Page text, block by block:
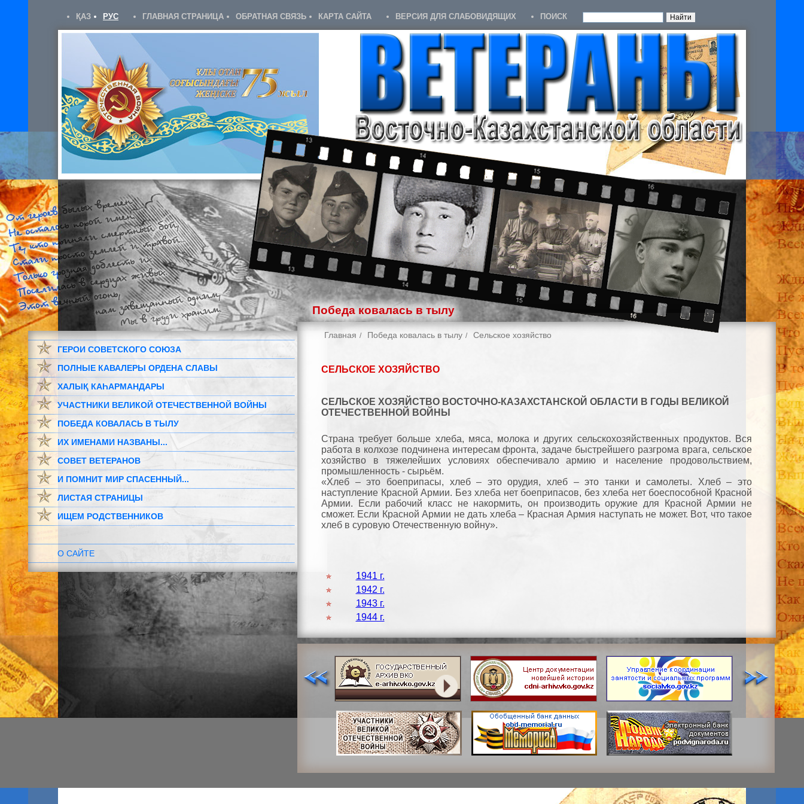
ҚАЗ РУС ГЛАВНАЯ СТРАНИЦА ОБРАТНАЯ СВЯЗЬ КАРТА САЙТА ВЕРСИЯ ДЛЯ СЛАБОВИДЯЩИХ ПОИСК
Победа ковалась в тылу
ГЕРОИ СОВЕТСКОГО СОЮЗА
ПОЛНЫЕ КАВАЛЕРЫ ОРДЕНА СЛАВЫ
ХАЛЫҚ КАҺАРМАНДАРЫ
УЧАСТНИКИ ВЕЛИКОЙ ОТЕЧЕСТВЕННОЙ ВОЙНЫ
ПОБЕДА КОВАЛАСЬ В ТЫЛУ
ИХ ИМЕНАМИ НАЗВАНЫ...
СОВЕТ ВЕТЕРАНОВ
И ПОМНИТ МИР СПАСЕННЫЙ...
ЛИСТАЯ СТРАНИЦЫ
ИЩЕМ РОДСТВЕННИКОВ
О САЙТЕ
Главная Победа ковалась в тылу Cельское хозяйство
CЕЛЬСКОЕ ХОЗЯЙСТВО
СЕЛЬСКОЕ ХОЗЯЙСТВО ВОСТОЧНО-КАЗАХСТАНСКОЙ ОБЛАСТИ В ГОДЫ ВЕЛИКОЙ
ОТЕЧЕСТВЕННОЙ ВОЙНЫ
Страна требует больше хлеба, мяса, молока и других сельскохозяйственных продуктов. Вся
работа в колхозе подчинена интересам фронта, задаче быстрейшего разгрома врага, сельское
хозяйство в тяжелейших условиях обеспечи­вало армию и население продовольствием,
промышленность - сырьём.
«Хлеб – это боеприпасы, хлеб – это орудия, хлеб – это танки и самолеты. Хлеб – это
наступление Красной Армии. Без хлеба нет боеприпасов, без хлеба нет боеспособной Красной
Армии. Если рабочий класс не накормить, он производить оружие для Красной Армии не
сможет. Если Красной Армии не дать хлеба – Красная Армия наступать не может. Вот, что такое
хлеб в суровую Отечественную войну».
1941 г.
1942 г.
1943 г.
1944 г.